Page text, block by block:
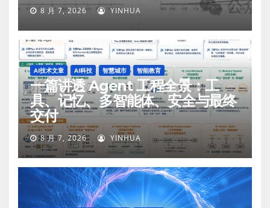
8 月 7, 2026 YINHUA
AI技术文章 AI科技 智慧城市 智能教育
一篇讲透 Agent 工程全景：工
具、记忆、多智能体、安全与最终
交付
8 月 7, 2026 YINHUA